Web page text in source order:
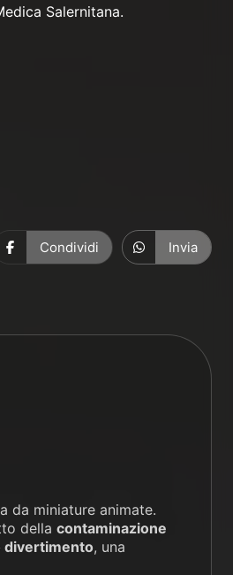
Salernitana.
Condividi Invia
da miniature animate.
della contaminazione
divertimento, una